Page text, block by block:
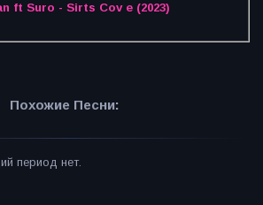
ft Suro - Sirts Cov e (2023)
Похожие Песни:
период нет.